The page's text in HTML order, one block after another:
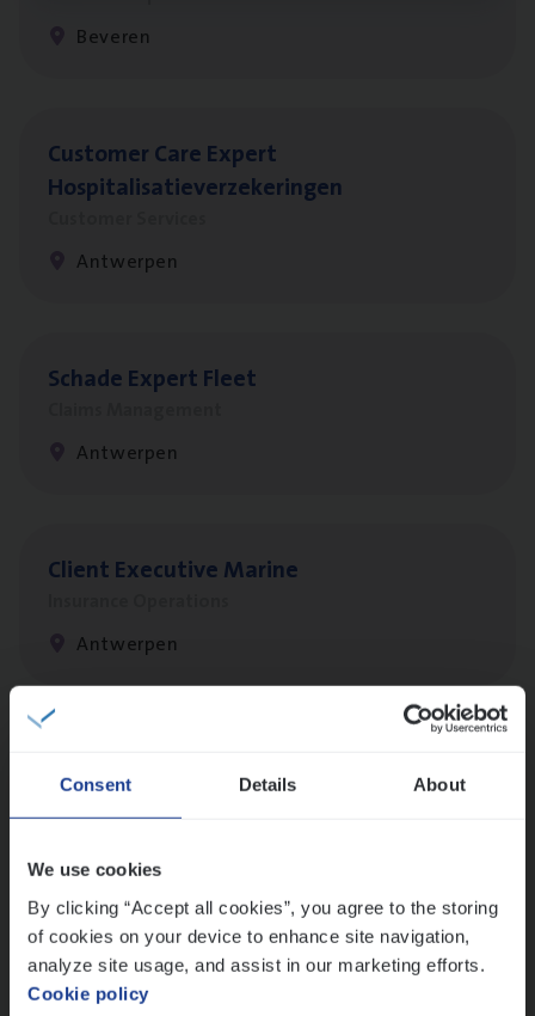
Consent Details About
We use cookies
By clicking “Accept all cookies”, you agree to the storing
of cookies on your device to enhance site navigation,
analyze site usage, and assist in our marketing efforts.
Cookie policy
Beveren
Cus­to­mer Care Expert
Hospitalisatieverzekeringen
Antwerpen
Scha­de Expert Fleet
Antwerpen
Client Exe­cu­ti­ve Marine
Antwerpen
Insurance Operations
Dos­sier­be­heer­der Onder­ne­min­gen Van­b­
re­da Huys­mans — Mechelen